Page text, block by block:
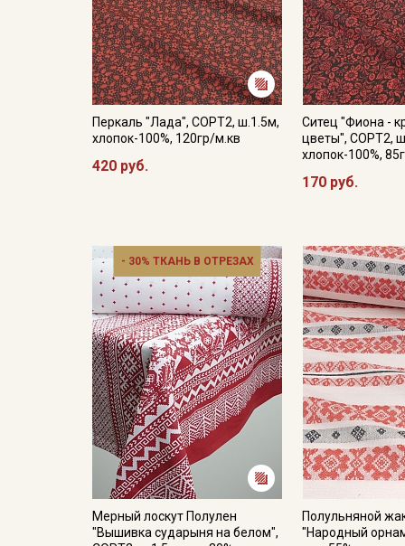
Перкаль "Лада", СОРТ2, ш.1.5м,
хлопок-100%, 120гр/м.кв
420 руб.
Ситец "Фиона -
цветы", СОРТ2,
хлопок-100%,
170 руб.
- 30% ТКАНЬ В ОТРЕЗАХ
Мерный лоскут Полулен
"Вышивка сударыня на белом",
Полульняной
"Народный